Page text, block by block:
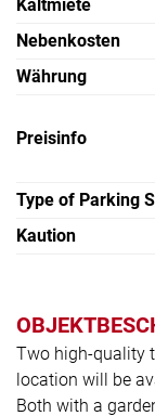
Kaltmiete
Nebenkosten
Währung
Preisinfo
Type of Parking
Kaution
Two high-quality
location will be
Both with a